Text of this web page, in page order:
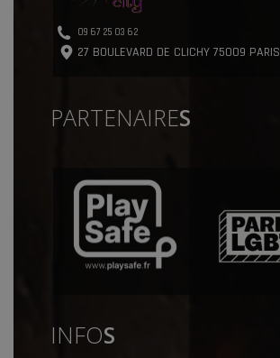
09 67 25 03 62
27 BOULEVARD DE CLICHY 75009 PARIS
PARTENAIRES
INFOS